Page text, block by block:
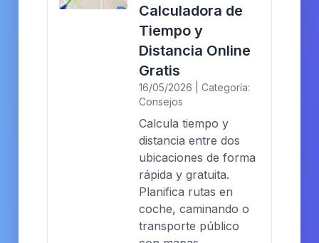
Calculadora de
Tiempo y
Distancia Online
Gratis
16/05/2026 | Categoría:
Consejos
Calcula tiempo y
distancia entre dos
ubicaciones de forma
rápida y gratuita.
Planifica rutas en
coche, caminando o
transporte público